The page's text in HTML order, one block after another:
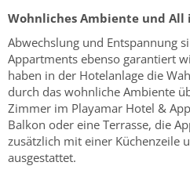
Wohnliches Ambiente und All
Abwechslung und Entspannung
Appartments ebenso garantiert
haben in der Hotelanlage die
durch das wohnliche Ambiente
Zimmer im Playamar Hotel &
Balkon oder eine Terrasse, die
zusätzlich mit einer Küchenzeile
ausgestattet.